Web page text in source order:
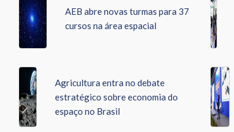
AEB abre novas turmas para 37
cursos na área espacial
Agricultura entra no debate
estratégico sobre economia do
espaço no Brasil